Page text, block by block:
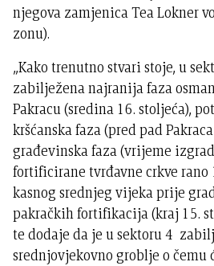
njegova zamjenica Tea Lokner
zonu).
„Kako trenutno stvari stoje, u
zabilježena najranija faza
Pakracu (sredina 16. stoljeća),
kršćanska faza (pred pad
građevinska faza (vrijeme
fortificirane tvrđavne crkve rano
kasnog srednjeg vijeka prije
pakračkih fortifikacija (kraj 15.
te dodaje da je u sektoru 4
srednjovjekovno groblje o